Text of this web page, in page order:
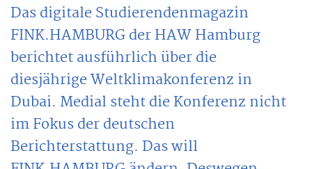
Das digitale Studierendenmagazin
FINK.HAMBURG der HAW Hamburg
berichtet ausführlich über die
diesjährige Weltklimakonferenz in
Dubai. Medial steht die Konferenz nicht
im Fokus der deutschen
Berichterstattung. Das will